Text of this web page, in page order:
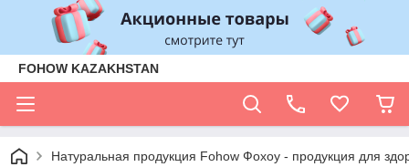
FOHOW KAZAKHSTAN
Натуральная продукция Fohow Фохоу - продукция для